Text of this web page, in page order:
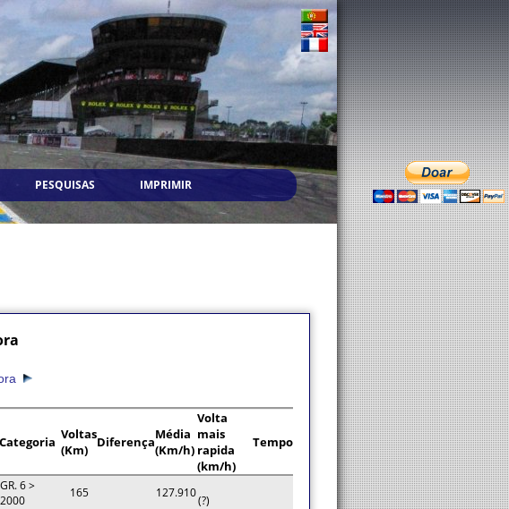
PESQUISAS IMPRIMIR
Categoria Voltas
(Km)
DiferençaMédia
(Km/h)
Volta
mais
rapida
(km/h)
Tempo
GR. 6 >
2000
165 127.910
(?)